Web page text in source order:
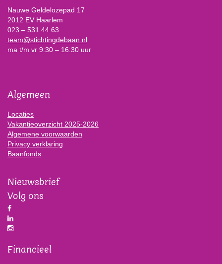
Nauwe Geldelozepad 17
2012 EV Haarlem
023 – 531 44 63
team@stichtingdebaan.nl
ma t/m vr 9:30 – 16:30 uur
Algemeen
Locaties
Vakantieoverzicht 2025-2026
Algemene voorwaarden
Privacy verklaring
Baanfonds
Nieuwsbrief
Volg ons
Financieel